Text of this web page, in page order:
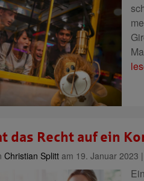
das Recht auf ein
Christian Splitt am 19. Januar 2023